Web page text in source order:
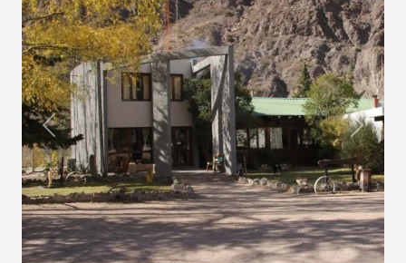
Previous Next